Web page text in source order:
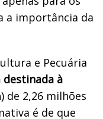
a importância da
e Pecuária
à
de 2,26 milhões
é de que